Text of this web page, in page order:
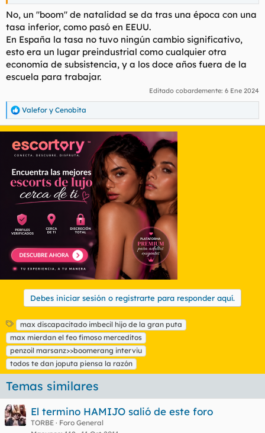
No, un "boom" de natalidad se da tras una época con una
tasa inferior, como pasó en EEUU.
En España la tasa no tuvo ningún cambio significativo,
esto era un lugar preindustrial como cualquier otra
economía de subsistencia, y a los doce años fuera de la
escuela para trabajar.
Editado cobardemente: 6 Ene 2024
R
e
a
c
c
o
n
e
Valefor y Cenobita
Debes iniciar sesión o registrarte para responder aquí.
E
t
i
q
u
e
t
a
s
max discapacitado imbecil hijo de la gran puta
max mierdan el feo fimoso merceditos
penzoil marsanz>>boomerang interviu
todos te dan joputa piensa la razón
Temas similares
El termino HAMIJO salió de este foro
TORBE
Foro General